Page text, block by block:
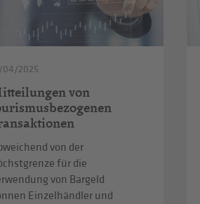
04/2025
von
von der
für die
von Bargeld
Einzelhändler und